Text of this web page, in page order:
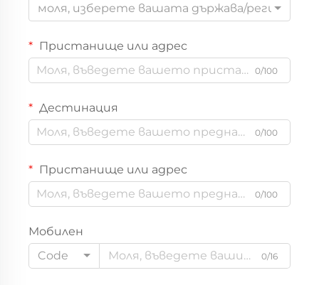
моля, изберете вашата държава/регион
Пристанище или адрес
0/100
Дестинация
0/100
Пристанище или адрес
0/100
Мобилен
Code
0/16